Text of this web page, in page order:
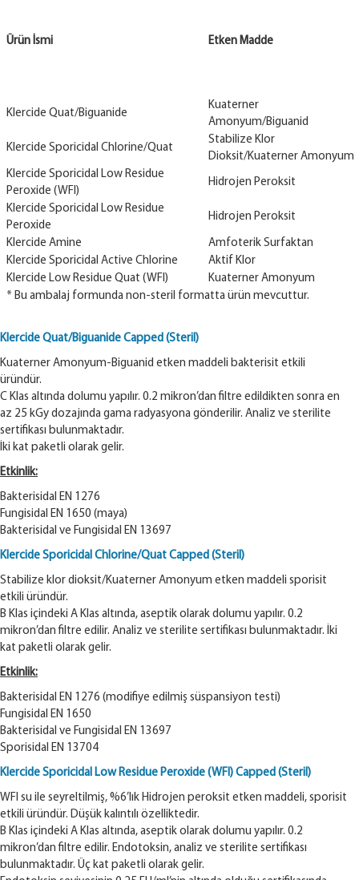
Ürün İsmi Etken Madde
Klercide Quat/Biguanide
Kuaterner
Amonyum/Biguanid
Klercide Sporicidal Chlorine/Quat
Stabilize Klor
Dioksit/Kuaterner Amonyum
Klercide Sporicidal Low Residue
Peroxide (WFI)
Hidrojen Peroksit
Klercide Sporicidal Low Residue
Peroxide
Hidrojen Peroksit
Klercide Amine
Amfoterik Surfaktan
Klercide Sporicidal Active Chlorine
Aktif Klor
Klercide Low Residue Quat (WFI)
Kuaterner Amonyum
* Bu ambalaj formunda non-steril formatta ürün mevcuttur.
Klercide Quat/Biguanide Capped (Steril)
Kuaterner Amonyum-Biguanid etken maddeli bakterisit etkili
üründür.
C Klas altında dolumu yapılır. 0.2 mikron’dan filtre edildikten sonra en
az 25 kGy dozajında gama radyasyona gönderilir. Analiz ve sterilite
sertifikası bulunmaktadır.
İki kat paketli olarak gelir.
Etkinlik:
Bakterisidal EN 1276
Fungisidal EN 1650 (maya)
Bakterisidal ve Fungisidal EN 13697
Klercide Sporicidal Chlorine/Quat Capped (Steril)
Stabilize klor dioksit/Kuaterner Amonyum etken maddeli sporisit
etkili üründür.
B Klas içindeki A Klas altında, aseptik olarak dolumu yapılır. 0.2
mikron’dan filtre edilir. Analiz ve sterilite sertifikası bulunmaktadır. İki
kat paketli olarak gelir.
Etkinlik:
Bakterisidal EN 1276 (modifiye edilmiş süspansiyon testi)
Fungisidal EN 1650
Bakterisidal ve Fungisidal EN 13697
Sporisidal EN 13704
Klercide Sporicidal Low Residue Peroxide (WFI) Capped (Steril)
WFI su ile seyreltilmiş, %6’lık Hidrojen peroksit etken maddeli, sporisit
etkili üründür. Düşük kalıntılı özelliktedir.
B Klas içindeki A Klas altında, aseptik olarak dolumu yapılır. 0.2
mikron’dan filtre edilir. Endotoksin, analiz ve sterilite sertifikası
bulunmaktadır. Üç kat paketli olarak gelir.